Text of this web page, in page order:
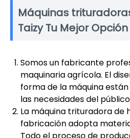
Máquinas
Taizy Tu Mejor Opción
Somos un fabricante
maquinaria agrícola. El
forma de la máquina
las necesidades del
La máquina trituradora de
fabricación adopta